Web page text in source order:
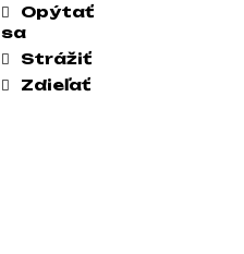
Opýtať
sa
Strážiť
Zdieľať